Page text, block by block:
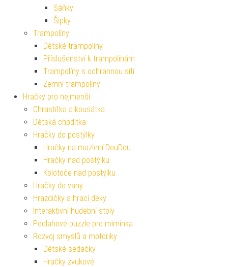
Sáňky
Šipky
Trampolíny
Dětské trampolíny
Příslušenství k trampolínám
Trampolíny s ochrannou sítí
Zemní trampolíny
Hračky pro nejmenší
Chrastítka a kousátka
Dětská chodítka
Hračky do postýlky
Hračky na mazlení DouDou
Hračky nad postýlku
Kolotoče nad postýlku
Hračky do vany
Hrazdičky a hrací deky
Interaktivní hudební stoly
Podlahové puzzle pro miminka
Rozvoj smyslů a motoriky
Dětské sedačky
Hračky zvukové